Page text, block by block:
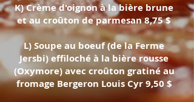
K) Crème d'oignon à la bière brune
et au croûton de parmesan 8,75 $
L) Soupe au boeuf (de la Ferme
Jersbi) effiloché à la bière rousse
(Oxymore) avec croûton gratiné au
fromage Bergeron Louis Cyr 9,50 $